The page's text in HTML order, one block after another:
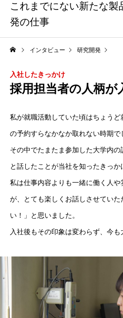
これまでにない新たな製
発の仕事
インタビュー 研究開発
入社したきっかけ
採用担当者の人柄が
私が就職活動していた頃はちょう
の予約すらなかなか取れない時期で
その中でたまたま参加した大学内
と話したことが当社を知ったきっか
私は仕事内容よりも一緒に働く人
が、とても楽しくお話しさせてい
い！」と思いました。
入社後もその印象は変わらず、今も